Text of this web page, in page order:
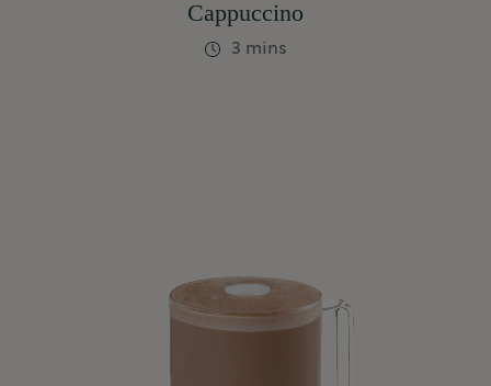
Cappuccino
3 mins